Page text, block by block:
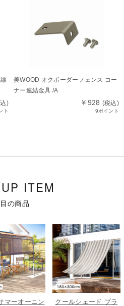
)
ト
美WOOD オクボーダーフェンス コー
ナー連結金具 /A
￥928 (税込)
9ポイント
ITEM
の商品
マーオーニン
クールシェード プラ